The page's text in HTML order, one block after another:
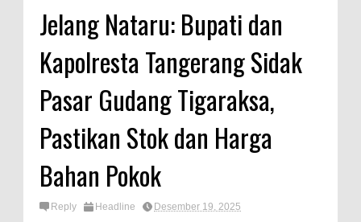
Jelang Nataru: Bupati dan
Kapolresta Tangerang Sidak
Pasar Gudang Tigaraksa,
Pastikan Stok dan Harga
Bahan Pokok
Reply Headline Desember 19, 2025